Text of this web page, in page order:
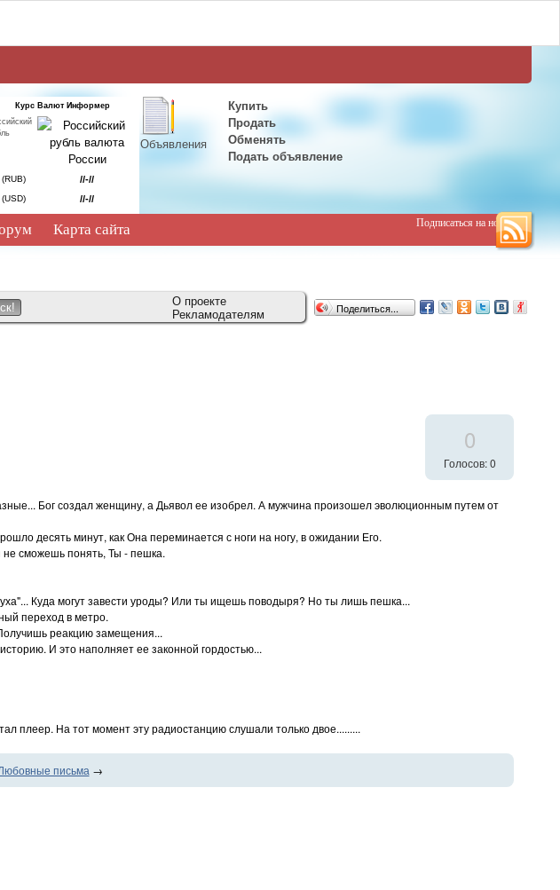
Курс Валют Информер
(RUB) //-//
(USD) //-//
Объявления
Купить
Продать
Обменять
Подать объявление
Карта сайта Подписаться на новости
О проекте
Рекламодателям Поделиться...
0
Голосов: 0
Бог создал женщину, а Дьявол ее изобрел. А мужчина произошел эволюционным путем от
десять минут, как Она переминается с ноги на ногу, в ожидании Его.
не сможешь понять, Ты - пешка.
Куда могут завести уроды? Или ты ищешь поводыря? Но ты лишь пешка...
переход в метро.
реакцию замещения...
И это наполняет ее законной гордостью...
плеер. На тот момент эту радиостанцию слушали только двое.........
письма →